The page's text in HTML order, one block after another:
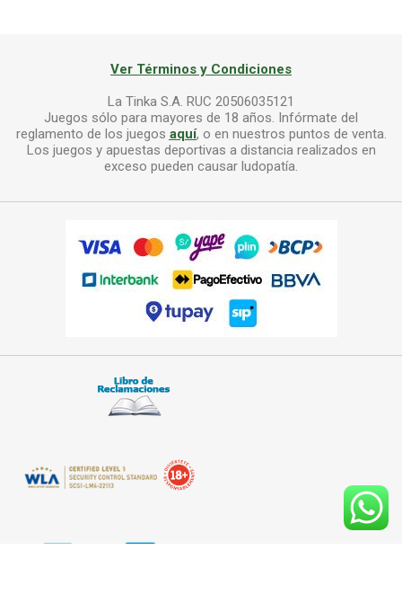
Ver Términos y Condiciones
La Tinka S.A. RUC 20506035121
Juegos sólo para mayores de 18 años. Infórmate del
reglamento de los juegos aquí, o en nuestros puntos de venta.
Los juegos y apuestas deportivas a distancia realizados en
exceso pueden causar ludopatía.